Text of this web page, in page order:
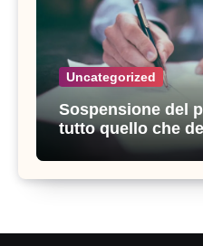
Uncategorized
Sospensione del
tutto quello che